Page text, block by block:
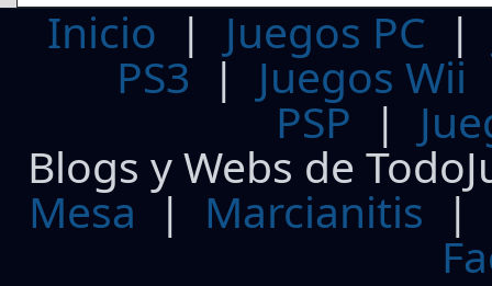
Inicio | Juegos PC
PS3| Juegos Wii
PSP |
Blogs y Webs de
Mesa | Marcianitis |